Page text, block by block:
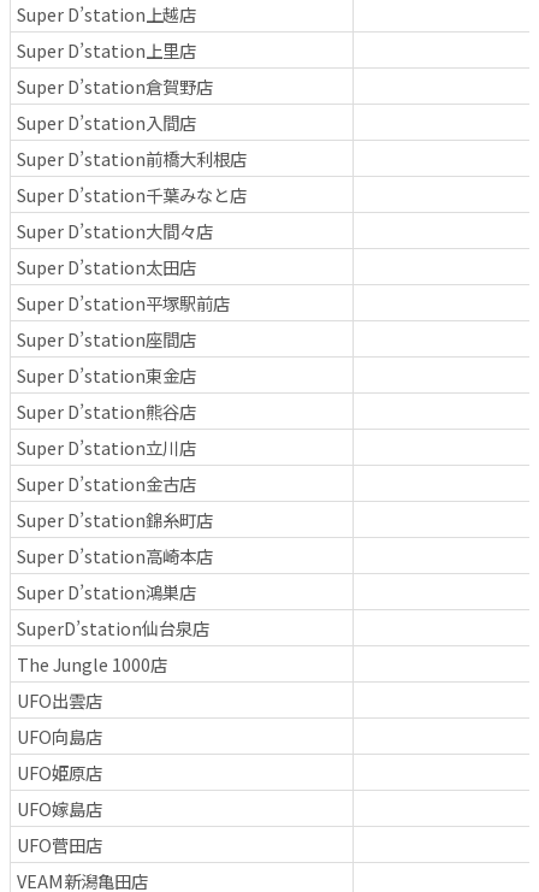
Super D’station上越店
Super D’station上里店
Super D’station倉賀野店
Super D’station入間店
Super D’station前橋大利根店
Super D’station千葉みなと店
Super D’station大間々店
Super D’station太田店
Super D’station平塚駅前店
Super D’station座間店
Super D’station東金店
Super D’station熊谷店
Super D’station立川店
Super D’station金古店
Super D’station錦糸町店
Super D’station高崎本店
Super D’station鴻巣店
SuperD’station仙台泉店
The Jungle 1000店
UFO出雲店
UFO向島店
UFO姫原店
UFO嫁島店
UFO菅田店
VEAM新潟亀田店